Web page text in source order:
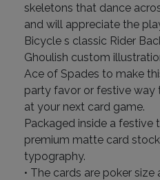
skeletons that dance
and will appreciate the
Bicycle s classic Rider
Ghoulish custom
Ace of Spades to make
party favor or festive way
at your next card game.
Packaged inside a festive
premium matte card
typography.
• The cards are poker